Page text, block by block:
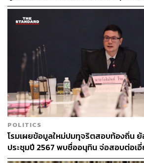
ลงทะเบียนแล้วกว่า 100,000 ราย สะท้
ประชาชน สำหรับงบประมาณจัดการเลือ
ล้านบาทนั้น เป็นการจัดสรรสำหรับการบ
เลือกตั้งร่วมกับคณะกรรมการการเลือกตั้
ถิ่น โดยกำหนดให้มีหน่วยเลือกตั้งอย่างน้
อำเภอ ไม่ได้เป็นงบประมาณสำหรับการ
อย่างเดียว
ทั้งนี้ ระหว่างวันที่ 1-15 กรกฎาคม ผู้มีสิ
ดำเนินการแจ้งเปลี่ยนแปลงสถานที่ลงค
ความไม่สะดวก
5 หน่วยงาน
POLITICS
โรมเผยข้อมูลใหม่ปมทุจริตสอบท้องถิ่น ย้
ประชุมปี 2567 พบชื่ออนุทิน จ่อสอบต่อเ
ม.บูรพา หรือไม่